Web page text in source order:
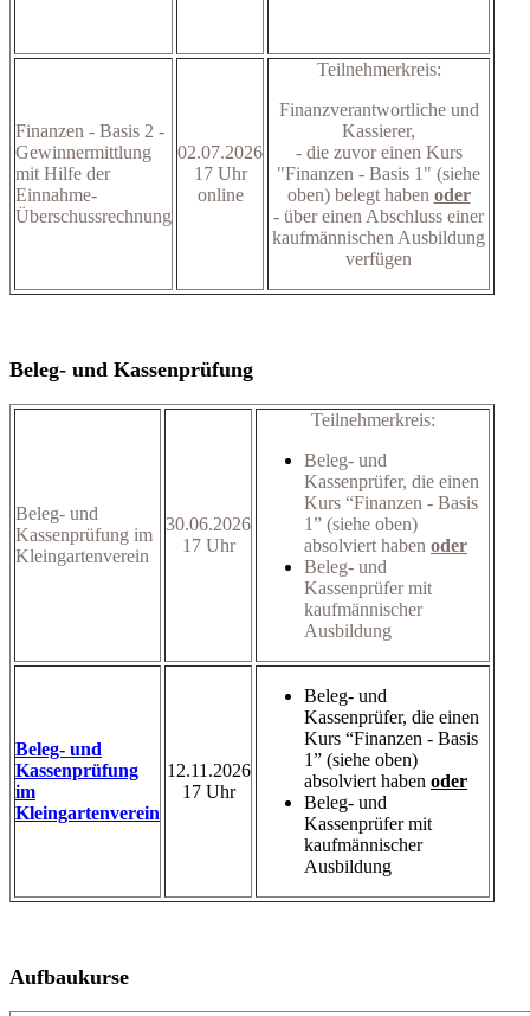
Finanzen - Basis 2 -
Gewinnermittlung
mit Hilfe der
Einnahme-
Überschussrechnung
02.07.2026
17 Uhr
online
Teilnehmerkreis:
Finanzverantwortliche und
Kassierer,
- die zuvor einen Kurs
"Finanzen - Basis 1" (siehe
oben) belegt haben oder
- über einen Abschluss einer
kaufmännischen Ausbildung
verfügen
Beleg- und Kassenprüfung
Beleg- und
Kassenprüfung im
Kleingartenverein
30.06.2026
17 Uhr
Teilnehmerkreis:
Beleg- und
Kassenprüfer, die einen
Kurs “Finanzen - Basis
1” (siehe oben)
absolviert haben oder
Beleg- und
Kassenprüfer mit
kaufmännischer
Ausbildung
Beleg- und
Kassenprüfung
im
Kleingartenverein
12.11.2026
17 Uhr
Beleg- und
Kassenprüfer, die einen
Kurs “Finanzen - Basis
1” (siehe oben)
absolviert haben oder
Beleg- und
Kassenprüfer mit
kaufmännischer
Ausbildung
Aufbaukurse